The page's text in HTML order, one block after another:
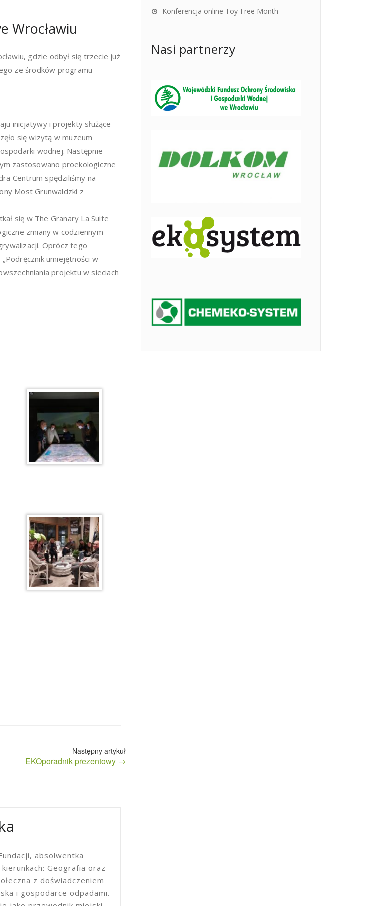
Wrocławiu
gdzie odbył się trzecie już
ze środków programu
inicjatywy i projekty służące
się wizytą w muzeum
wodnej. Następnie
zastosowano proekologiczne
Centrum spędziliśmy na
Most Grunwaldzki z
się w The Granary La Suite
zmiany w codziennym
Oprócz tego
umiejętności w
projektu w sieciach
EKOporadnik prezentowy →
absolwentka
Geografia oraz
z doświadczeniem
i gospodarce odpadami.
Konferencja online Toy-Free Month
Nasi partnerzy